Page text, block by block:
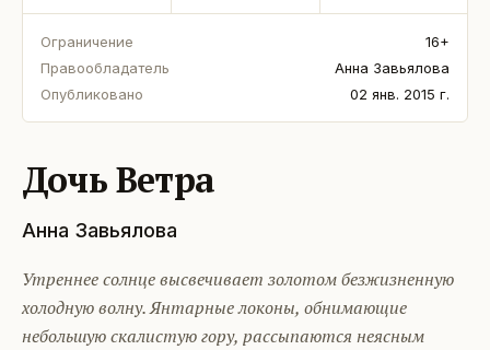
Ограничение
16+
Правообладатель
Анна Завьялова
Опубликовано
02 янв. 2015 г.
Дочь Ветра
Анна Завьялова
Утреннее солнце высвечивает золотом безжизненную
холодную волну. Янтарные локоны, обнимающие
небольшую скалистую гору, рассыпаются неясным